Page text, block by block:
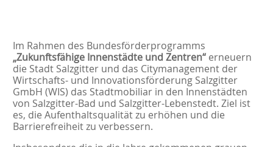
Im Rahmen des Bundesförderprogramms
„Zukunftsfähige Innenstädte und Zentren“erneuern
die Stadt Salzgitter und das Citymanagement der
Wirtschafts- und Innovationsförderung Salzgitter
GmbH (WIS) das Stadtmobiliar in den Innenstädten
von Salzgitter-Bad und Salzgitter-Lebenstedt. Ziel ist
es, die Aufenthaltsqualität zu erhöhen und die
Barrierefreiheit zu verbessern.